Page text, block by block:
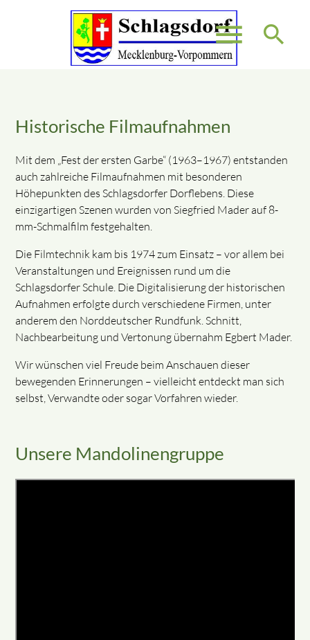
menu search
Historische Filmaufnahmen
Mit dem „Fest der ersten Garbe“ (1963–1967) entstanden
auch zahlreiche Filmaufnahmen mit besonderen
Höhepunkten des Schlagsdorfer Dorflebens. Diese
einzigartigen Szenen wurden von Siegfried Mader auf 8-
mm-Schmalfilm festgehalten.
Die Filmtechnik kam bis 1974 zum Einsatz – vor allem bei
Veranstaltungen und Ereignissen rund um die
Schlagsdorfer Schule. Die Digitalisierung der historischen
Aufnahmen erfolgte durch verschiedene Firmen, unter
anderem den Norddeutscher Rundfunk. Schnitt,
Nachbearbeitung und Vertonung übernahm Egbert Mader.
Wir wünschen viel Freude beim Anschauen dieser
bewegenden Erinnerungen – vielleicht entdeckt man sich
selbst, Verwandte oder sogar Vorfahren wieder.
Unsere Mandolinengruppe